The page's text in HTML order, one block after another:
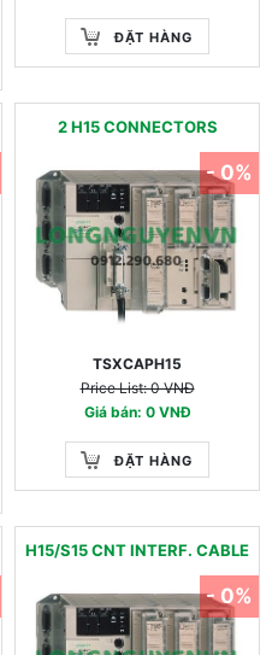
ĐẶT HÀNG
2 H15 CONNECTORS
TSXCAPH15
Price List: 0 VNĐ
Giá bán: 0 VNĐ
ĐẶT HÀNG
- 0%
H15/S15 CNT INTERF. CABLE
- 0%